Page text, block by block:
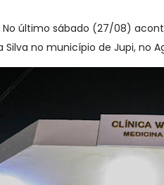
No último sábado (27/08)
Silva no município de Jupi, no